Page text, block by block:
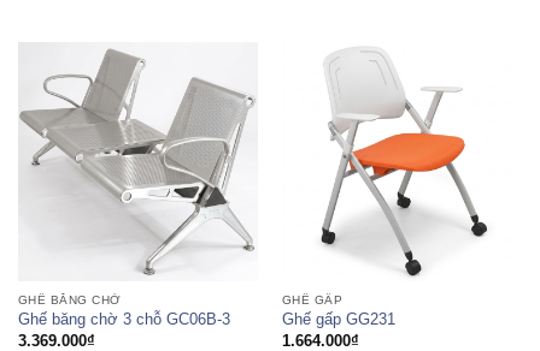
GHẾ BĂNG CHỜ
Ghế băng chờ 3 chỗ GC06B-3
3.369.000₫
GHẾ GẤP
Ghế gấp GG231
1.664.000₫